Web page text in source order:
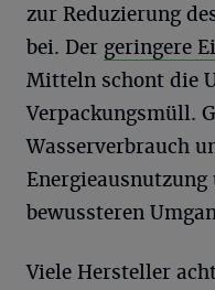
zur Reduzierung
bei. Der geringere
Mitteln schont die
Verpackungsmüll.
Wasserverbrauch
bewussteren
Viele Hersteller